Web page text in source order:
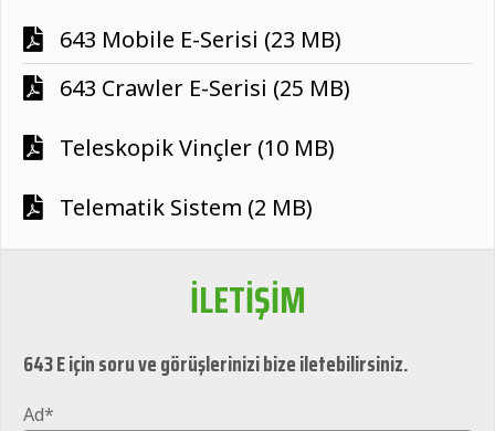
643 Mobile E-Serisi (23 MB)
643 Crawler E-Serisi (25 MB)
Teleskopik Vinçler (10 MB)
Telematik Sistem (2 MB)
İLETİŞİM
643 E için soru ve görüşlerinizi bize iletebilirsiniz.
Ad*